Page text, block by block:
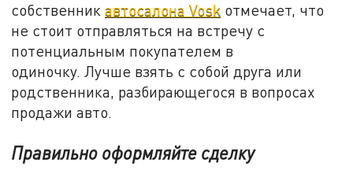
собственникавтосалона Vosk отмечает, что
не стоит отправляться на встречу с
потенциальным покупателем в
одиночку. Лучше взять с собой друга или
родственника, разбирающегося в вопросах
продажи авто.
Правильно оформляйте сделку